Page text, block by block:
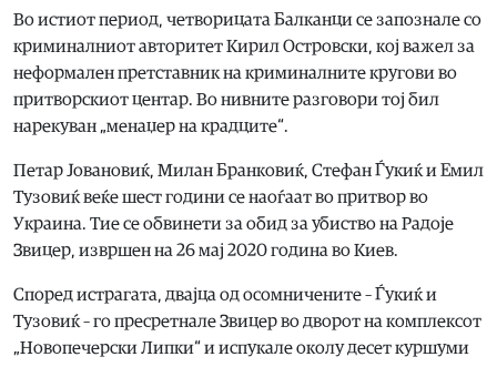
Во истиот период, четворицата Балканци се запознале со
криминалниот авторитет Кирил Островски, кој важел за
неформален претставник на криминалните кругови во
притворскиот центар. Во нивните разговори тој бил
нарекуван „менаџер на крадците“.
Петар Јовановиќ, Милан Бранковиќ, Стефан Ѓукиќ и Емил
Тузовиќ веќе шест години се наоѓаат во притвор во
Украина. Тие се обвинети за обид за убиство на Радоје
Звицер, извршен на 26 мај 2020 година во Киев.
Според истрагата, двајца од осомничените – Ѓукиќ и
Тузовиќ – го пресретнале Звицер во дворот на комплексот
„Новопечерски Липки“ и испукале околу десет куршуми